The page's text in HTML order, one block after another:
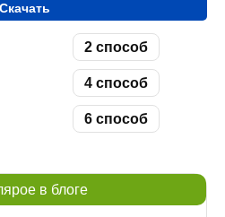
Скачать
2 способ
4 способ
6 способ
в блоге